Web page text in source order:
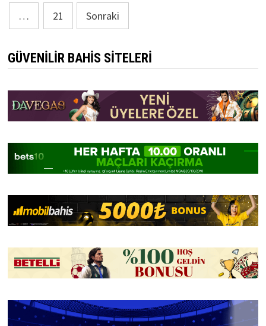
sayfalaması
… 21 Sonraki
GÜVENILIR BAHIS SITELERI